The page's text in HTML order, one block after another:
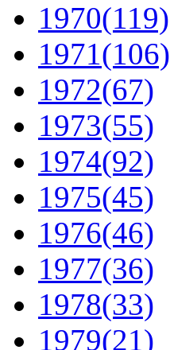
1970(119)
1971(106)
1972(67)
1973(55)
1974(92)
1975(45)
1976(46)
1977(36)
1978(33)
1979(21)